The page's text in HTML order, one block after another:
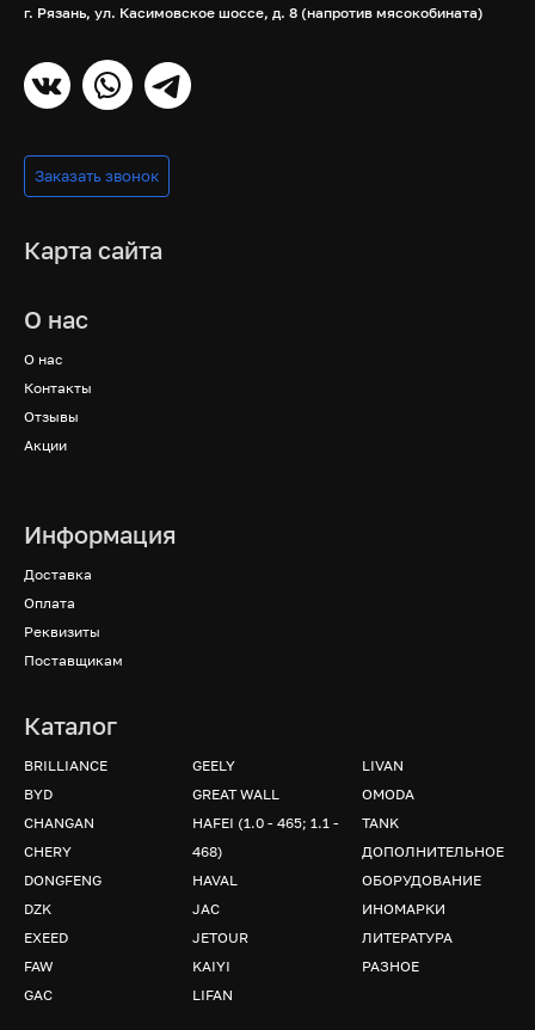
г. Рязань, ул. Касимовское шоссе, д. 8 (напротив мясокобината)
Заказать звонок
Карта сайта
О нас
О нас
Контакты
Отзывы
Акции
Информация
Доставка
Оплата
Реквизиты
Поставщикам
Каталог
BRILLIANCE
BYD
CHANGAN
CHERY
DONGFENG
DZK
EXEED
FAW
GAC
GEELY
GREAT WALL
HAFEI (1.0 - 465; 1.1 -
468)
HAVAL
JAC
JETOUR
KAIYI
LIFAN
LIVAN
OMODA
TANK
ДОПОЛНИТЕЛЬНОЕ
ОБОРУДОВАНИЕ
ИНОМАРКИ
ЛИТЕРАТУРА
РАЗНОЕ